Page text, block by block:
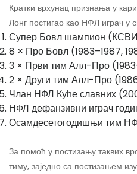
Кратки врхунац признања у
Лонг постигао као НФЛ играч у
Супер Бовл шампион
8 × Про Бовл (1983–1987,
3 × Први тим Алл-Про
2 × Други тим Алл-Про
Члан НФЛ Куће славних
НФЛ дефанзивни играч
Осамдесетогодишњи тим
За помоћ у постизању таквих
тиму, заједно са постизањем